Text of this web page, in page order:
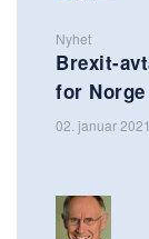
Nyhet
Brexit-
for
02. januar 2021